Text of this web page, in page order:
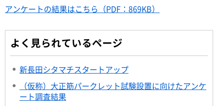
アンケートの結果はこちら（PDF：869KB）
よく見られているページ
新長田シタマチスタートアップ
（仮称）大正筋パークレット試験設置に向けたアンケ
ート調査結果